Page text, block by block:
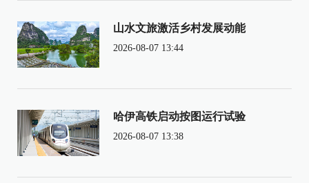
山水文旅激活乡村发展动能
2026-08-07 13:44
哈伊高铁启动按图运行试验
2026-08-07 13:38